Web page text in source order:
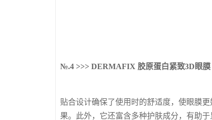
№.4 >>> DERMAFIX 胶原蛋白紧致3D眼膜
贴合设计确保了使用时的舒适度，使眼膜
果。此外，它还富含多种护肤成分，有助于